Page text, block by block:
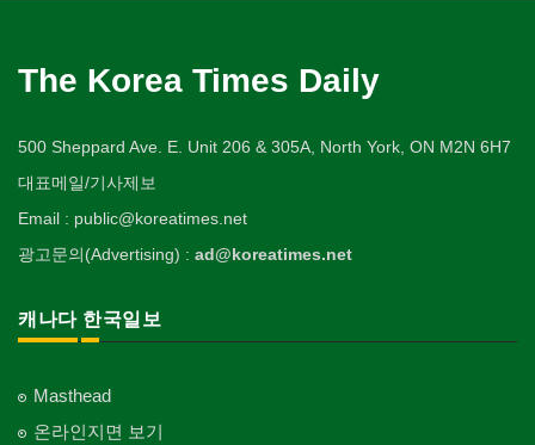
The Korea Times Daily
500 Sheppard Ave. E. Unit 206 & 305A, North York, ON M2N 6H7
대표메일/기사제보
Email : public@koreatimes.net
광고문의(Advertising) : ad@koreatimes.net
캐나다 한국일보
Masthead
온라인지면 보기